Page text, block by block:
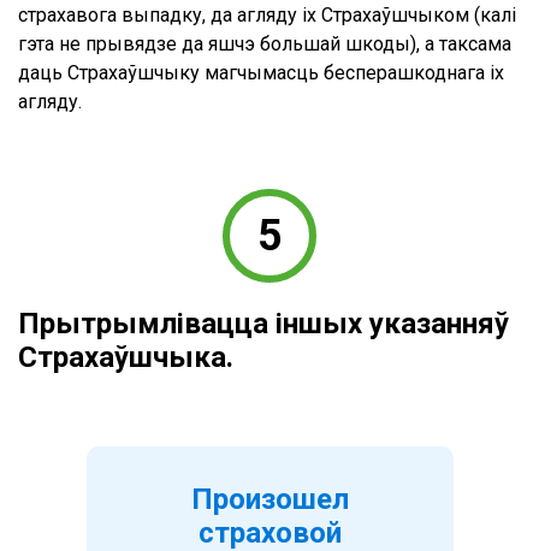
страхавога выпадку, да агляду іх Страхаўшчыком (калі
гэта не прывядзе да яшчэ большай шкоды), а таксама
даць Страхаўшчыку магчымасць бесперашкоднага іх
агляду.
Прытрымлівацца іншых указанняў
Страхаўшчыка.
Произошел
страховой